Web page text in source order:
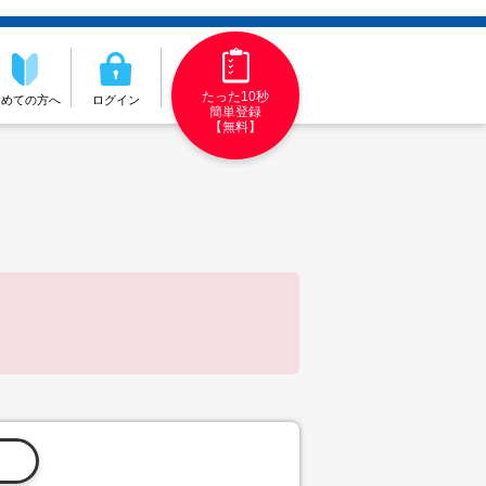
ての方へ ログイン
たった10秒
簡単登録
【無料】